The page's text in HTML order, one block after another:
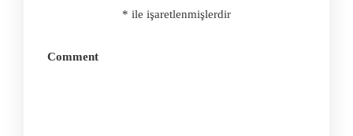
* ile işaretlenmişlerdir
Comment